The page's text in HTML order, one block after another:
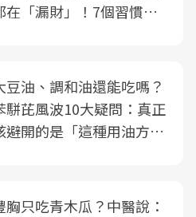
在「漏財」！7個習慣一
豆油、調和油還能吃嗎？
駢芘風波10大疑問：真正
避開的是「這種用油方
胸只吃青木瓜？中醫說：